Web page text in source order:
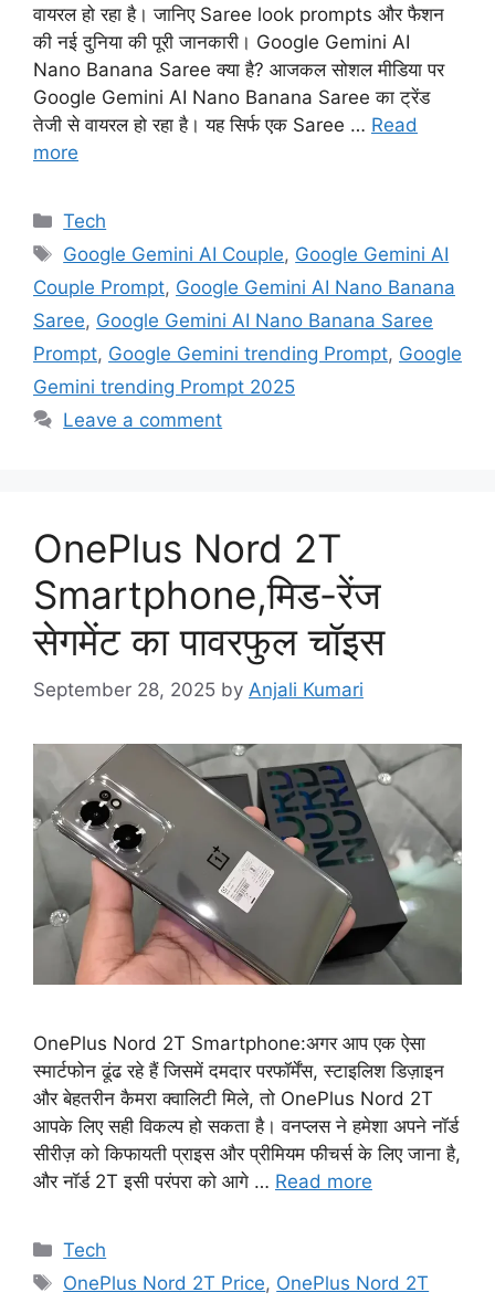
वायरल हो रहा है। जानिए Saree look prompts और फैशन
की नई दुनिया की पूरी जानकारी। Google Gemini AI
Nano Banana Saree क्या है? आजकल सोशल मीडिया पर
Google Gemini AI Nano Banana Saree का ट्रेंड
तेजी से वायरल हो रहा है। यह सिर्फ एक Saree … Read
more
Categories
Tech
Tags
Google Gemini AI Couple, Google Gemini AI
Couple Prompt, Google Gemini AI Nano Banana
Saree, Google Gemini AI Nano Banana Saree
Prompt, Google Gemini trending Prompt, Google
Gemini trending Prompt 2025
Leave a comment
OnePlus Nord 2T
Smartphone,मिड-रेंज
सेगमेंट का पावरफुल चॉइस
September 28, 2025 by Anjali Kumari
OnePlus Nord 2T Smartphone:अगर आप एक ऐसा
स्मार्टफोन ढूंढ रहे हैं जिसमें दमदार परफॉर्मेंस, स्टाइलिश डिज़ाइन
और बेहतरीन कैमरा क्वालिटी मिले, तो OnePlus Nord 2T
आपके लिए सही विकल्प हो सकता है। वनप्लस ने हमेशा अपने नॉर्ड
सीरीज़ को किफायती प्राइस और प्रीमियम फीचर्स के लिए जाना है,
और नॉर्ड 2T इसी परंपरा को आगे … Read more
Categories
Tech
Tags
OnePlus Nord 2T Price, OnePlus Nord 2T